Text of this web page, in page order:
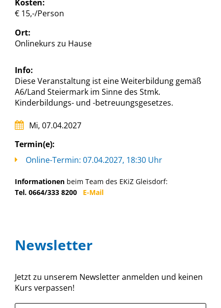
Newsletter
Jetzt zu unserem Newsletter anmelden und keinen
Kurs verpassen!
Kosten:
€ 15,-/Person
Ort:
Onlinekurs zu Hause
Info:
Diese Veranstaltung ist eine Weiterbildung gemäß
A6/Land Steiermark im Sinne des Stmk.
Kinderbildungs- und -betreuungsgesetzes.
Mi, 07.04.2027
Termin(e):
Online-Termin: 07.04.2027, 18:30 Uhr
Informationen beim Team des EKiZ Gleisdorf:
Tel. 0664/333 8200 E-Mail